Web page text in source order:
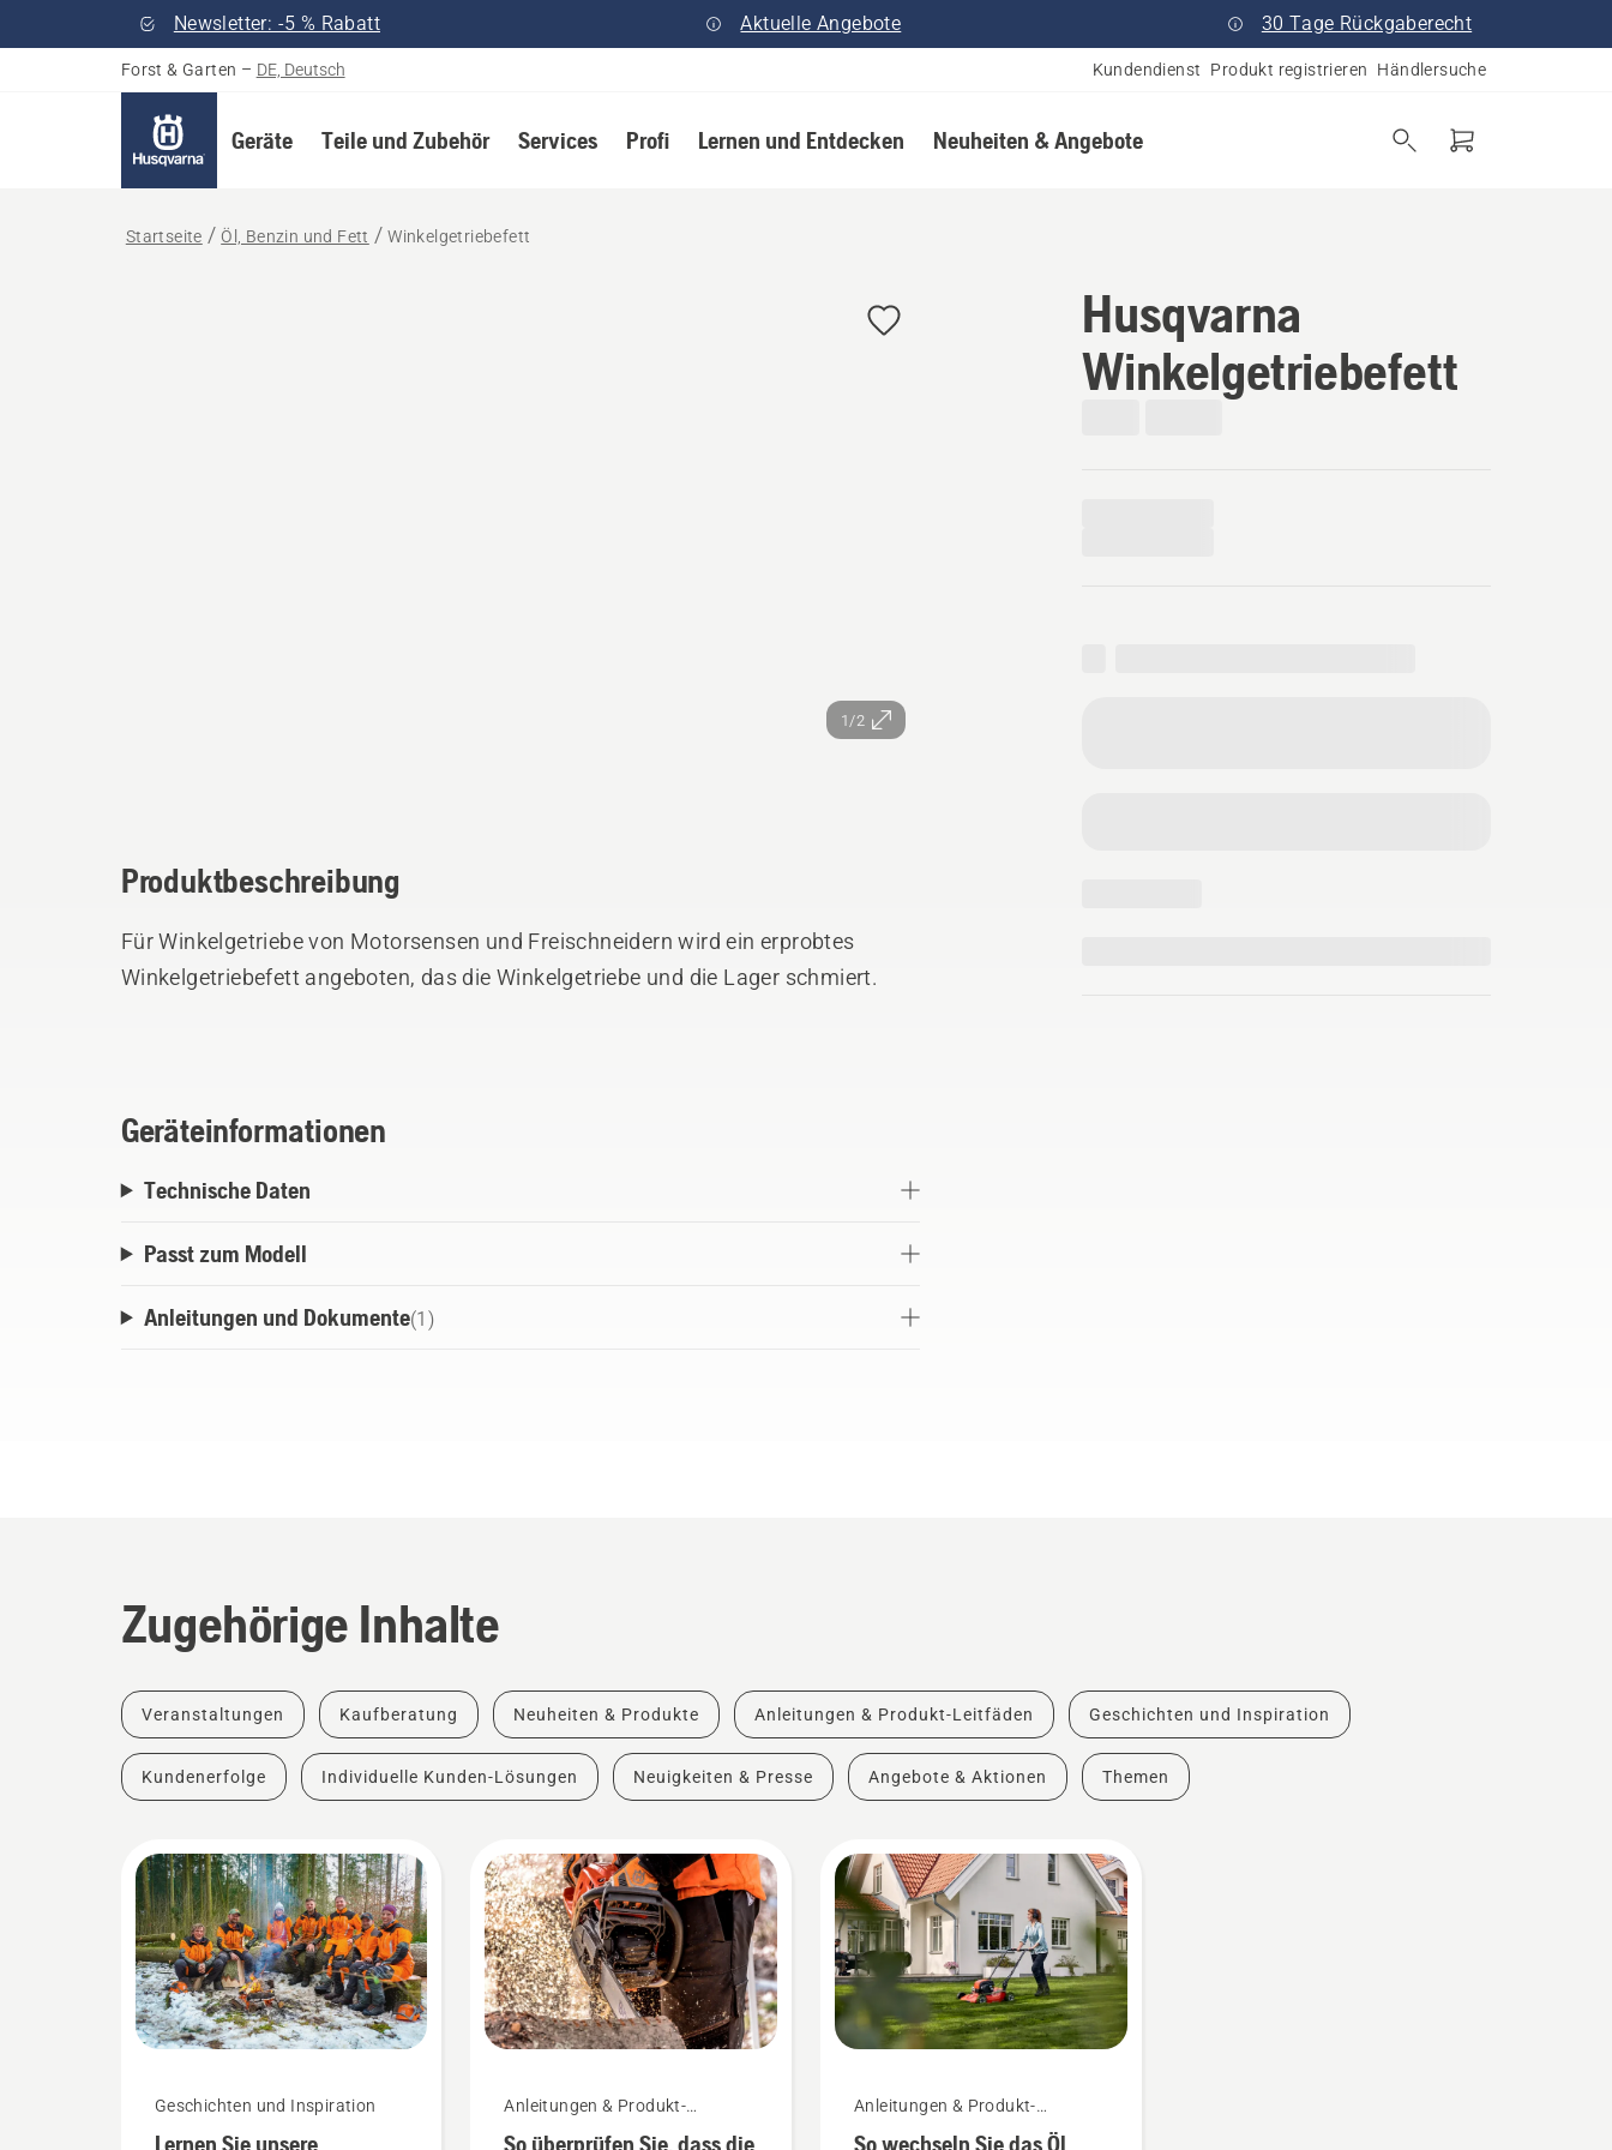
Newsletter: -5 % Rabatt Aktuelle Angebote 30 Tage Rückgaberecht
Forst & Garten – DE, Deutsch Kundendienst Produkt registrieren Händlersuche
Geräte Teile und Zubehör Services Profi Lernen und Entdecken Neuheiten & Angebote
Startseite Öl, Benzin und Fett Winkelgetriebefett
1/2
Husqvarna
Winkelgetriebefett
Produktbeschreibung
Für Winkelgetriebe von Motorsensen und Freischneidern wird ein erprobtes
Winkelgetriebefett angeboten, das die Winkelgetriebe und die Lager schmiert.
Geräteinformationen
Technische Daten
Passt zum Modell
Anleitungen und Dokumente(1 )
Zugehörige Inhalte
Veranstaltungen Kaufberatung Neuheiten & Produkte Anleitungen & Produkt-Leitfäden Geschichten und Inspiration
Kundenerfolge Individuelle Kunden-Lösungen Neuigkeiten & Presse Angebote & Aktionen Themen
Geschichten und Inspiration
Lernen Sie unsere
Anleitungen & Produkt-
So überprüfen Sie, dass die
Anleitungen & Produkt-
So wechseln Sie das Öl